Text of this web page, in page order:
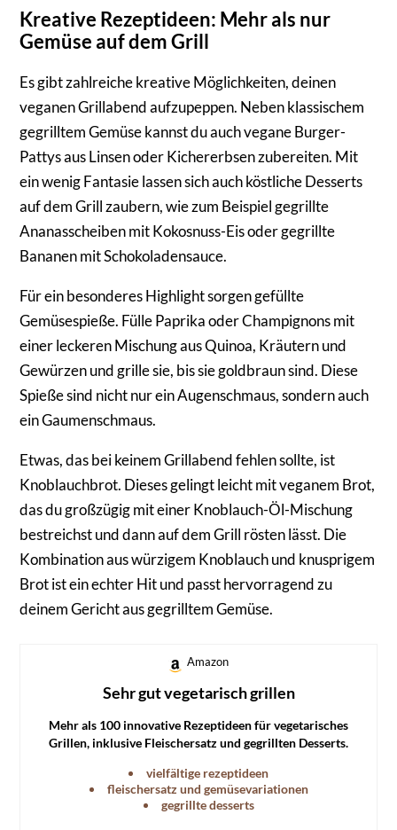
Kreative Rezeptideen: Mehr als nur
Gemüse auf dem Grill
Es gibt zahlreiche kreative Möglichkeiten, deinen
veganen Grillabend aufzupeppen. Neben klassischem
gegrilltem Gemüse kannst du auch vegane Burger-
Pattys aus Linsen oder Kichererbsen zubereiten. Mit
ein wenig Fantasie lassen sich auch köstliche Desserts
auf dem Grill zaubern, wie zum Beispiel gegrillte
Ananasscheiben mit Kokosnuss-Eis oder gegrillte
Bananen mit Schokoladensauce.
Für ein besonderes Highlight sorgen gefüllte
Gemüsespieße. Fülle Paprika oder Champignons mit
einer leckeren Mischung aus Quinoa, Kräutern und
Gewürzen und grille sie, bis sie goldbraun sind. Diese
Spieße sind nicht nur ein Augenschmaus, sondern auch
ein Gaumenschmaus.
Etwas, das bei keinem Grillabend fehlen sollte, ist
Knoblauchbrot. Dieses gelingt leicht mit veganem Brot,
das du großzügig mit einer Knoblauch-Öl-Mischung
bestreichst und dann auf dem Grill rösten lässt. Die
Kombination aus würzigem Knoblauch und knusprigem
Brot ist ein echter Hit und passt hervorragend zu
deinem Gericht aus gegrilltem Gemüse.
Amazon
Sehr gut vegetarisch grillen
Mehr als 100 innovative Rezeptideen für vegetarisches
Grillen, inklusive Fleischersatz und gegrillten Desserts.
vielfältige rezeptideen
fleischersatz und gemüsevariationen
gegrillte desserts